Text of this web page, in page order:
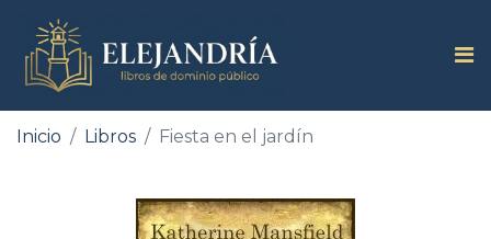
Inicio Libros Fiesta en el jardín